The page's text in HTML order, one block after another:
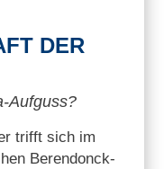
DER
Aufguss?
trifft sich im
Berendonck-